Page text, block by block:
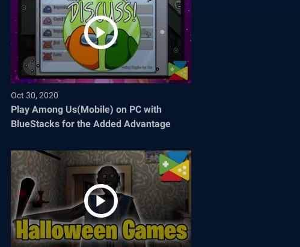
Oct 30, 2020
Play Among Us(Mobile) on PC with
BlueStacks for the Added Advantage